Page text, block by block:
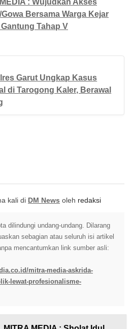
: Wujudkan Akses
Bersama Warga Kejar
Tahap V
Garut Ungkap Kasus
di Tarogong Kaler, Berawal
kali di DM News oleh redaksi
dilindungi undang-undang. Dilarang
sebagian atau seluruh isi artikel
mencantumkan link sumber asli:
mitra-media-askrida-
lewat-profesionalisme-